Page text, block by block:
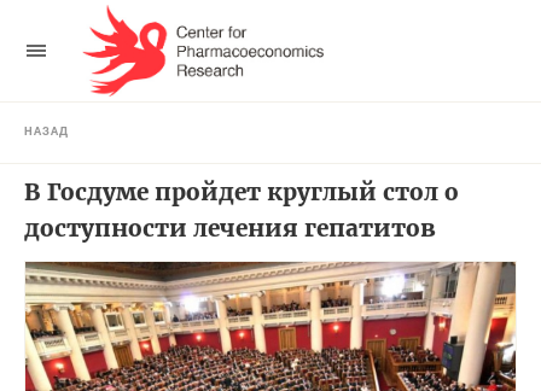
НАЗАД
В Госдуме пройдет круглый стол о
доступности лечения гепатитов